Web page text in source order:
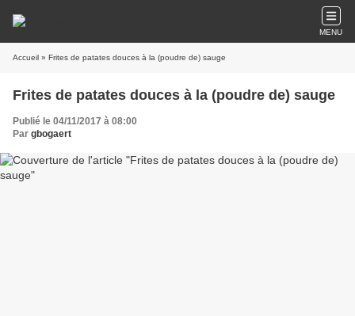
MENU
Accueil » Frites de patates douces à la (poudre de) sauge
Frites de patates douces à la (poudre de) sauge
Publié le 04/11/2017 à 08:00
Par gbogaert